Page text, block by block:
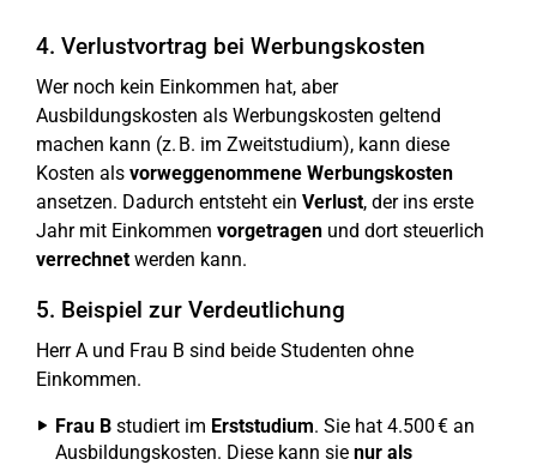
4. Verlustvortrag bei Werbungskosten
Wer noch kein Einkommen hat, aber
Ausbildungskosten als Werbungskosten geltend
machen kann (z. B. im Zweitstudium), kann diese
Kosten als vorweggenommene Werbungskosten
ansetzen. Dadurch entsteht ein Verlust, der ins erste
Jahr mit Einkommen vorgetragen und dort steuerlich
verrechnetwerden kann.
5. Beispiel zur Verdeutlichung
Herr A und Frau B sind beide Studenten ohne
Einkommen.
Frau B studiert im Erststudium. Sie hat 4.500 € an
Ausbildungskosten. Diese kann sie nur als